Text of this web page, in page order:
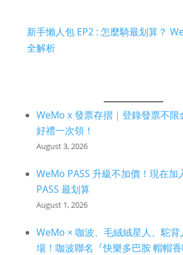
新手懶人包 EP2 : 怎麼騎最划算？
全解析
WeMo x 發票存摺｜登錄發票不限
好禮一次領！
August 3, 2026
WeMo PASS 升級不加價！現在加
PASS 最划算
August 1, 2026
WeMo × 咖波、毛絨絨星人、駝背
場！咖波聯名『快樂多巴胺 帽帽香